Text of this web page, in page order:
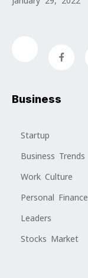
Business
Startup
Business Trends
Work Culture
Personal Finance
Leaders
Stocks Market